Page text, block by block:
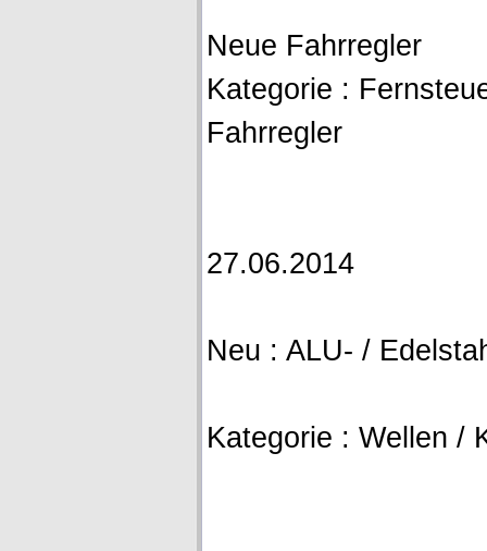
Neue Fahrregler
Kategorie :
Fahrregler
27.06.2014
Neu : ALU- /
Kategorie : Wellen /